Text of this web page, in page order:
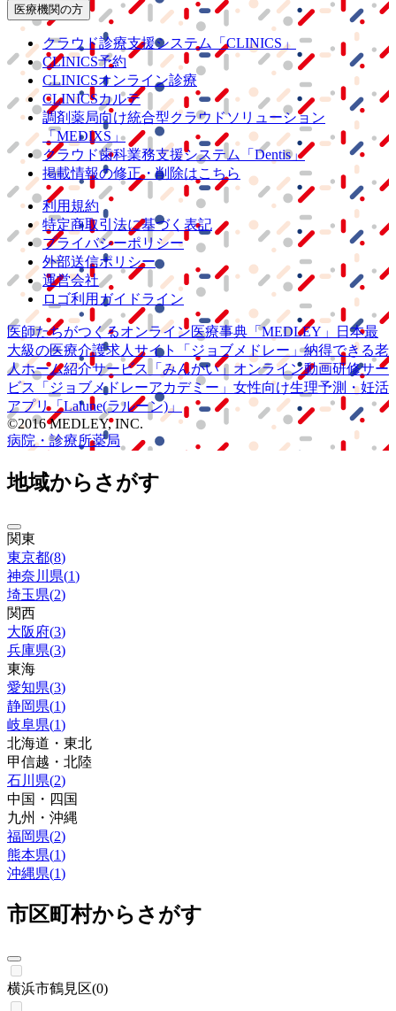
医療機関の方
クラウド診療支援システム
「CLINICS」
CLINICS予約
CLINICSオンライン診療
CLINICSカルテ
調剤薬局向け統合型クラウドソリューション
「MEDIXS」
クラウド歯科業務支援システム
「Dentis」
掲載情報の修正・削除はこちら
利用規約
特定商取引法に基づく表記
プライバシーポリシー
外部送信ポリシー
運営会社
ロゴ利用ガイドライン
医師たちがつくるオンライン医療事典 「MEDLEY」
日本最
大級の医療介護求人サイト 「ジョブメドレー」納得できる老
人ホーム紹介サービス
「みんかい」 オンライン動画研修サー
ビス
「ジョブメドレーアカデミー」 女性向け生理予測・妊活
アプリ「Lalune(ラルーン)」
©2016 MEDLEY, INC.
病院・診療所薬局
地域からさがす
関東
東京都(8)
神奈川県(1)
埼玉県(2)
関西
大阪府(3)
兵庫県(3)
東海
愛知県(3)
静岡県(1)
岐阜県(1)
北海道・東北
甲信越・北陸
石川県(2)
中国・四国
九州・沖縄
福岡県(2)
熊本県(1)
沖縄県(1)
市区町村からさがす
横浜市鶴見区(0)